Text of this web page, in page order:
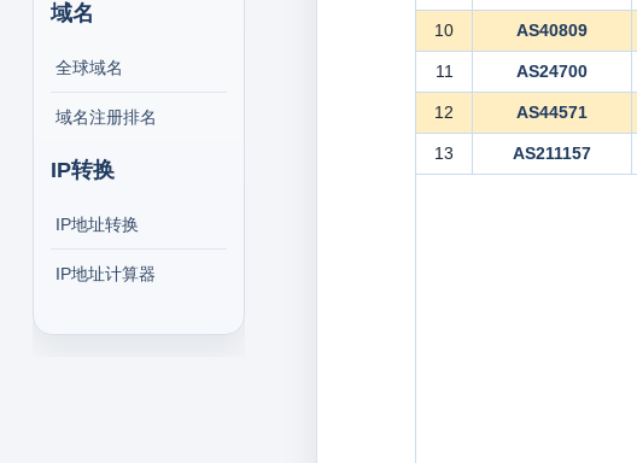
域名
全球域名
域名注册排名
IP转换
IP地址转换
IP地址计算器
10 AS40809
11 AS24700
12 AS44571
13 AS211157